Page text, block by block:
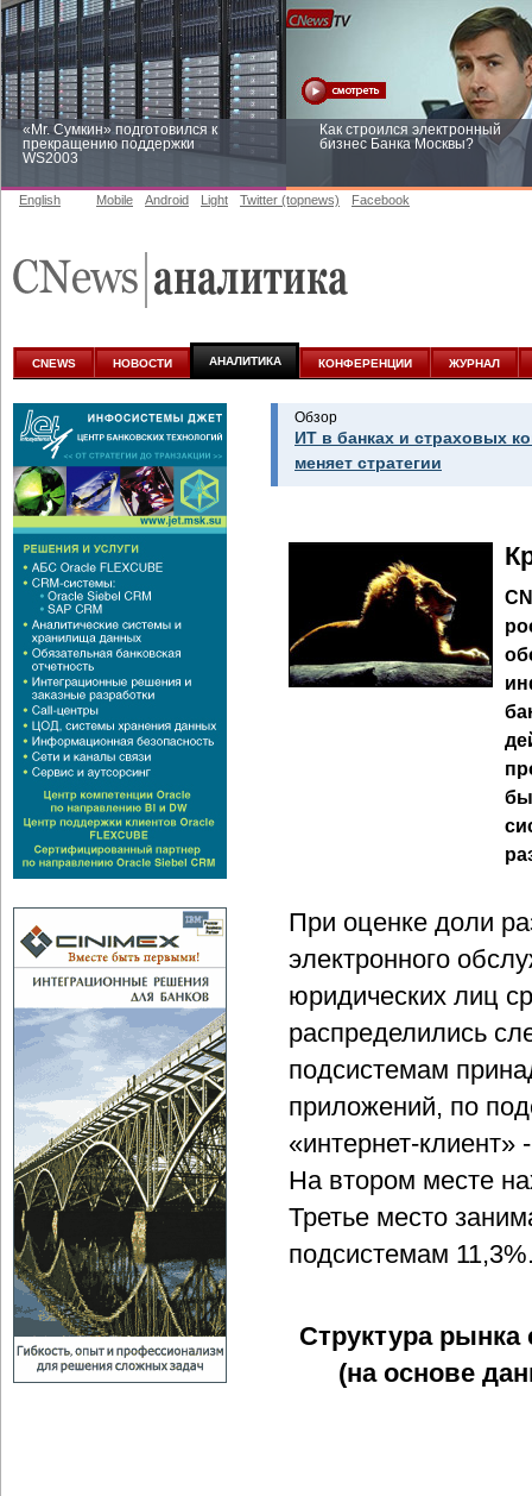
«Mr. Сумкин» подготовился к
прекращению поддержки
WS2003
Как строился электронный
бизнес Банка Москвы?
аналитике
English Mobile Android Light Twitter (topnews) Facebook
CNEWS НОВОСТИ АНАЛИТИКА КОНФЕРЕНЦИИ ЖУРНАЛ
Обзор
ИТ в банках и страховых
меняет стратегии
При оценке доли
электронного
юридических лиц
распределились
подсистемам
приложений, по
«интернет-
На втором месте
Третье место
подсистемам
Структура
(на основе